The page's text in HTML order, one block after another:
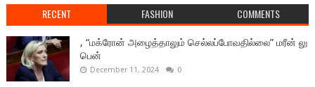
RECENT FASHION COMMENTS
, “மக்ரோன் அழைத்தாலும் செல்லப்போவதில்லை” மரீன் லு
பென்
December 11, 2024 0